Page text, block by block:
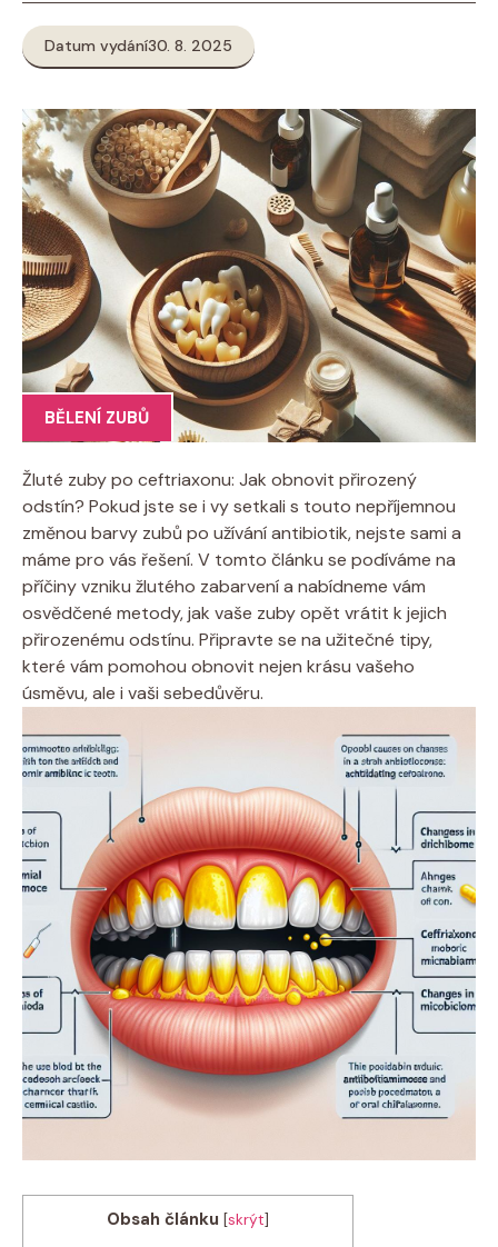
Datum vydání30. 8. 2025
BĚLENÍ ZUBŮ
Žluté zuby po ceftriaxonu: Jak obnovit přirozený
odstín? Pokud jste se i vy setkali s touto nepříjemnou
změnou barvy zubů po užívání antibiotik, nejste sami a
máme pro vás řešení. V tomto článku se podíváme na
příčiny vzniku žlutého zabarvení a nabídneme vám
osvědčené metody, jak vaše zuby opět vrátit k jejich
přirozenému odstínu. Připravte se na užitečné tipy,
které vám pomohou obnovit nejen krásu vašeho
úsměvu, ale i vaši sebedůvěru.
Obsah článku [skrýt]